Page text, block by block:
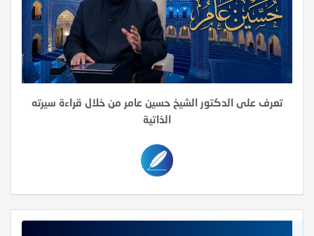
تعرف على الدكتور الشيخ حسين عامر من خلال قراءة سيرته
الذاتية